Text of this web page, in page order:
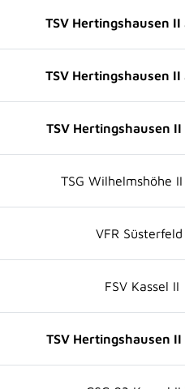
TSV Hertingshausen II
TSV Hertingshausen II
TSV Hertingshausen II
TSG Wilhelmshöhe II
VFR Süsterfeld
FSV Kassel II
TSV Hertingshausen II